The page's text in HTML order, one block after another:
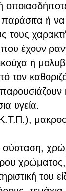
ή να
τους
έχουν
ή
τον
υγεία.
σύσταση,
του